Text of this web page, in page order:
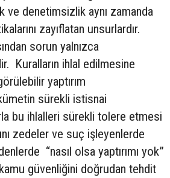
ve denetimsizlik aynı zamanda
zayıflatan unsurlardır.
sorun yalnızca
Kuralların ihlal edilmesine
yaptırım
sürekli istisnai
bu ihlalleri sürekli tolere etmesi
zedeler ve suç işleyenlerde
“nasıl olsa yaptırımı yok”
kamu güvenliğini doğrudan tehdit